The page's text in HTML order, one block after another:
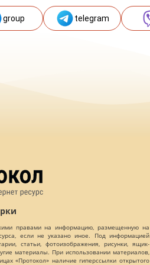
group telegram
правами на информацию, размещенную на
если не указано иное. Под информацией
статьи, фотоизображения, рисунки, ящик-
материалы. При использовании материалов,
«Протокол» наличие гиперссылки открытого